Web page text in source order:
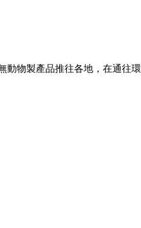
物製產品推往各地，在通往